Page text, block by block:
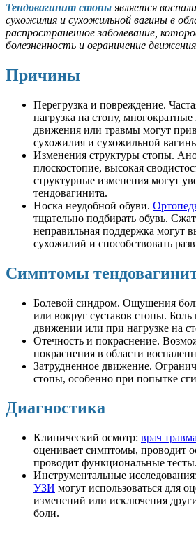
Тендовагинит стопы является
сухожилия и сухожильной вагины в
распространенное заболевание,
болезненность и ограничение
Причины
Перегрузка и повреждение.
нагрузка на стопу,
движения или травмы могут
сухожилия и сухожильной
Изменения структуры стопы.
плоскостопие, высокая
структурные изменения могут
тендовагинита.
Носка неудобной обуви.
тщательно подбирать обувь.
неправильная поддержка могут
сухожилий и способствовать
Симптомы
Болевой синдром. Ощущения
или вокруг суставов стопы.
движении или при нагрузке на
Отечность и покраснение.
покраснения в области
Затрудненное движение.
стопы, особенно при попытке
Диагностика
Клинический осмотр: врач
оценивает симптомы, проводит
проводит функциональные тесты.
Инструментальные исследования:
УЗИ могут использоваться для
изменений или исключения
боли.